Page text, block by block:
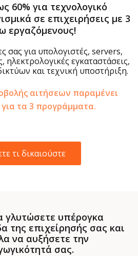
60% για τεχνολογικό
σε επιχειρήσεις με 3
εργαζόμενους!
σας για υπολογιστές, servers,
ηλεκτρολογικές εγκαταστάσεις,
και τεχνική υποστήριξη.
αιτήσεων παραμένει
για τα 3 προγράμματα.
τι δικαιούστε
γλυτώσετε υπέρογκα
της επιχείρησής σας και
να αυξήσετε την
σας.